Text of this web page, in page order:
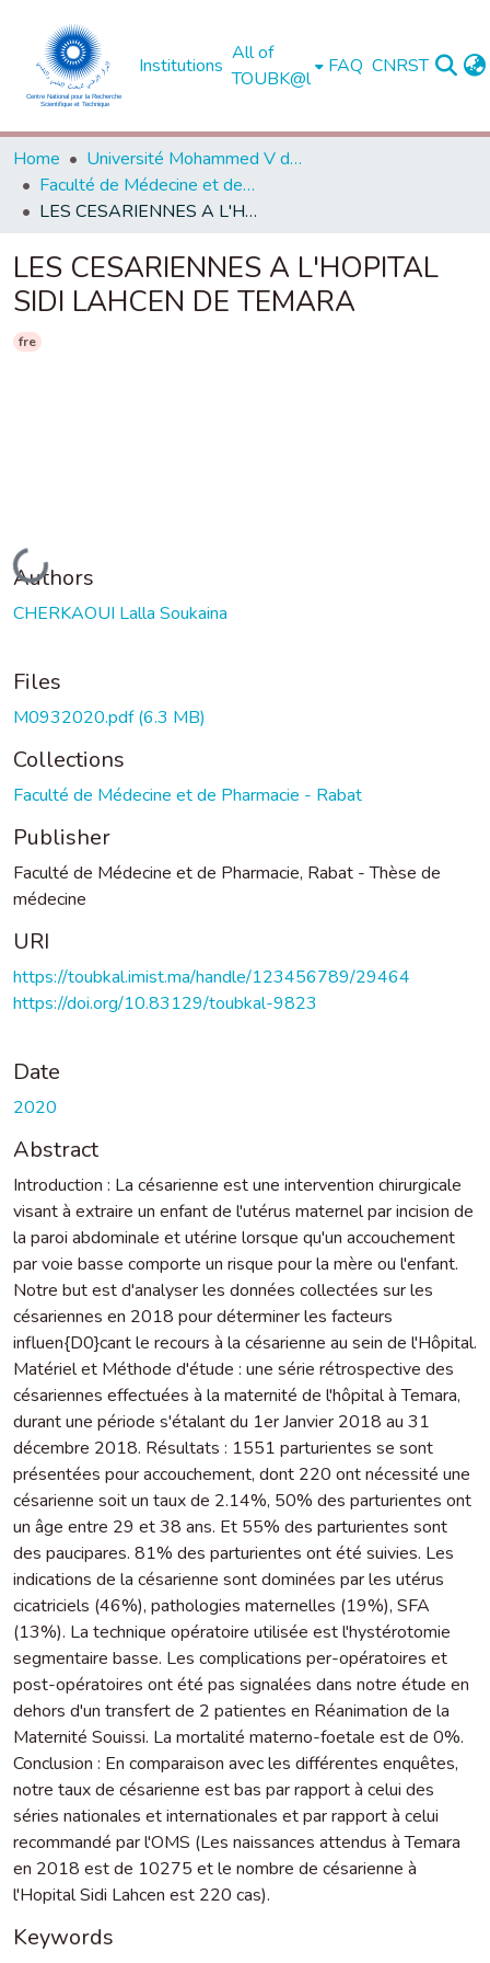
Institutions
All of
TOUBK@l
FAQ CNRST
Home
Université Mohammed V de Rabat
Faculté de Médecine et de Pharmacie - Rabat
LES CESARIENNES A L'HOPITAL SIDI LAHCEN DE TEMARA
LES CESARIENNES A L'HOPITAL
SIDI LAHCEN DE TEMARA
fre
Loading...
Authors
CHERKAOUI Lalla Soukaina
Files
M0932020.pdf(6.3 MB)
Collections
Faculté de Médecine et de Pharmacie - Rabat
Publisher
Faculté de Médecine et de Pharmacie, Rabat - Thèse de
médecine
URI
https://toubkal.imist.ma/handle/123456789/29464
https://doi.org/10.83129/toubkal-9823
Date
2020
Abstract
Introduction : La césarienne est une intervention chirurgicale
visant à extraire un enfant de l'utérus maternel par incision de
la paroi abdominale et utérine lorsque qu'un accouchement
par voie basse comporte un risque pour la mère ou l'enfant.
Notre but est d'analyser les données collectées sur les
césariennes en 2018 pour déterminer les facteurs
influen{D0}cant le recours à la césarienne au sein de l'Hôpital.
Matériel et Méthode d'étude : une série rétrospective des
césariennes effectuées à la maternité de l'hôpital à Temara,
durant une période s'étalant du 1er Janvier 2018 au 31
décembre 2018. Résultats : 1551 parturientes se sont
présentées pour accouchement, dont 220 ont nécessité une
césarienne soit un taux de 2.14%, 50% des parturientes ont
un âge entre 29 et 38 ans. Et 55% des parturientes sont
des paucipares. 81% des parturientes ont été suivies. Les
indications de la césarienne sont dominées par les utérus
cicatriciels (46%), pathologies maternelles (19%), SFA
(13%). La technique opératoire utilisée est l'hystérotomie
segmentaire basse. Les complications per-opératoires et
post-opératoires ont été pas signalées dans notre étude en
dehors d'un transfert de 2 patientes en Réanimation de la
Maternité Souissi. La mortalité materno-foetale est de 0%.
Conclusion : En comparaison avec les différentes enquêtes,
notre taux de césarienne est bas par rapport à celui des
séries nationales et internationales et par rapport à celui
recommandé par l'OMS (Les naissances attendus à Temara
en 2018 est de 10275 et le nombre de césarienne à
l'Hopital Sidi Lahcen est 220 cas).
Keywords